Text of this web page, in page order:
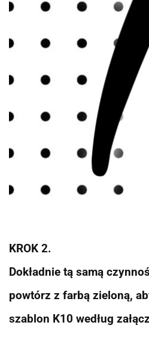
KROK 2.
Dokładnie tą samą
powtórz z farbą zieloną,
szablon K10 według